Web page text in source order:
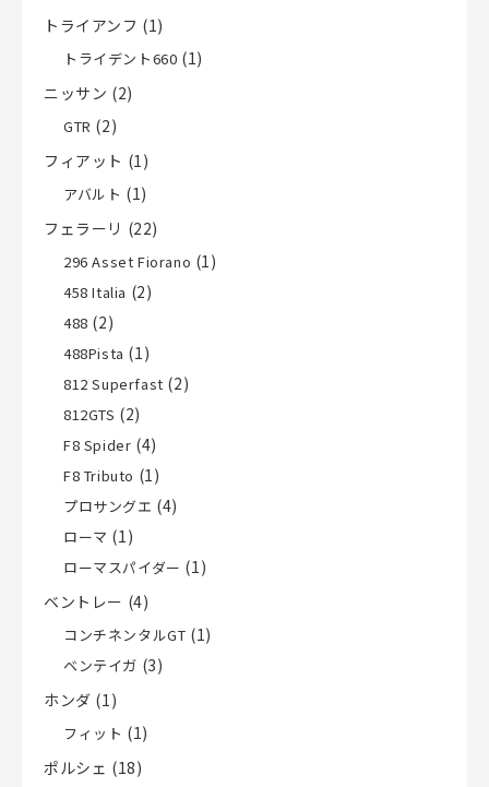
トライアンフ (1)
トライデント660 (1)
ニッサン (2)
GTR (2)
フィアット (1)
アバルト (1)
フェラーリ (22)
296 Asset Fiorano (1)
458 Italia (2)
488 (2)
488Pista (1)
812 Superfast (2)
812GTS (2)
F8 Spider (4)
F8 Tributo (1)
プロサングエ (4)
ローマ (1)
ローマスパイダー (1)
ベントレー (4)
コンチネンタルGT (1)
ベンテイガ (3)
ホンダ (1)
フィット (1)
ポルシェ (18)